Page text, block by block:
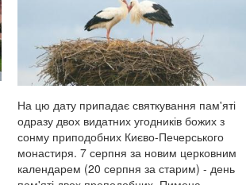
На цю дату припадає святкування пам'яті
одразу двох видатних угодників божих з
сонму приподобних Києво-Печерського
монастиря. 7 серпня за новим церковним
календарем (20 серпня за старим) - день